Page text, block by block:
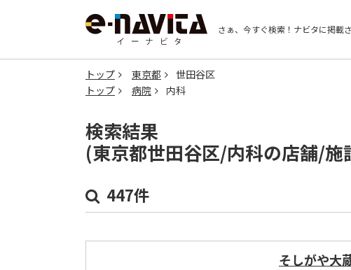
さぁ、今すぐ検索！ ナビタに掲載
トップ 東京都
世田谷区
トップ
病院 内科
検索結果
(東京都世田谷区/内科の店舗/施
447件
そしがや大